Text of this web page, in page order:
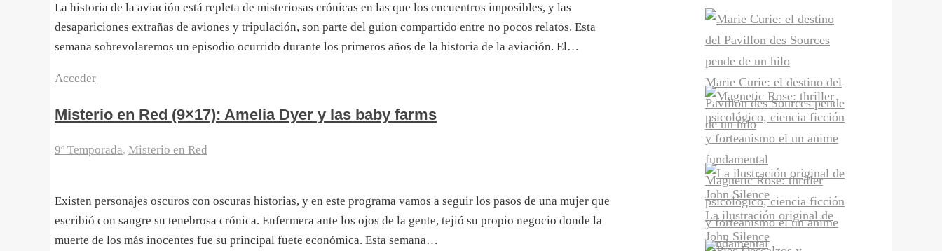
La historia de la aviación está repleta de misteriosas crónicas en las que los encuentros imposibles, y las
desapariciones extrañas de aviones y tripulación, son parte del guion compartido entre no pocos relatos. Esta
semana sobrevolaremos un episodio ocurrido durante los primeros años de la historia de la aviación. El…
Acceder
Misterio en Red (9×17): Amelia Dyer y las baby farms
9º Temporada, Misterio en Red
Existen personajes oscuros con oscuras historias, y en este programa vamos a seguir los pasos de una mujer que
escribió con sangre su tenebrosa crónica. Enfermera ante los ojos de la gente, tejió su propio negocio donde la
muerte de los más inocentes fue su principal fuete económica. Esta semana…
Marie Curie: el destino del
Pavillon des Sources pende
de un hilo
Magnetic Rose: thriller
psicológico, ciencia ficción
y forteanismo el un anime
fundamental
La ilustración original de
John Silence